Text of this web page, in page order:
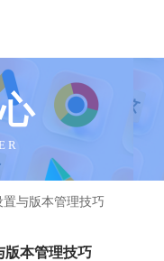
R
与版本管理技巧
版本管理技巧